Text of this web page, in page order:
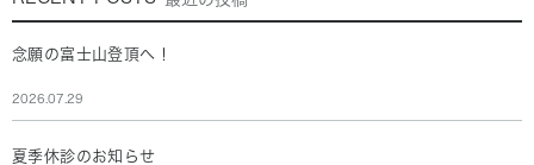
念願の富士山登頂へ！
2026.07.29
夏季休診のお知らせ